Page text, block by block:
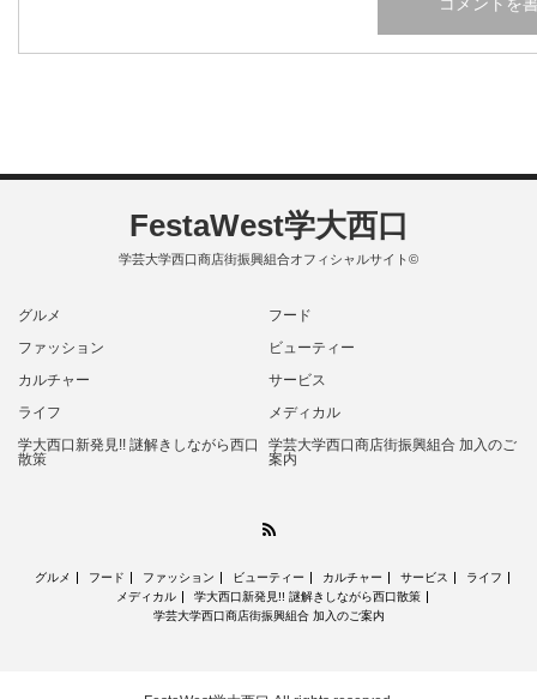
FestaWest学大西口
学芸大学西口商店街振興組合オフィシャルサイト©
グルメ
フード
ファッション
ビューティー
カルチャー
サービス
ライフ
メディカル
学大西口新発見!! 謎解きしながら西口
散策
学芸大学西口商店街振興組合 加入のご
案内
グルメ フード ファッション ビューティー カルチャー サービス
ライフ
メディカル
学大西口新発見!! 謎解きしながら西口散策
学芸大学西口商店街振興組合 加入のご案内